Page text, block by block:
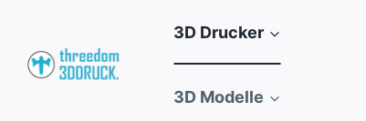
springen
3D Drucker
3D Modelle